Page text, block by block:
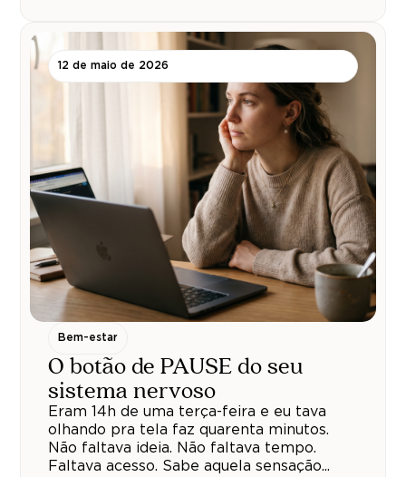
12 de maio de 2026
Bem-estar
O botão de PAUSE do seu
sistema nervoso
Eram 14h de uma terça-feira e eu tava
olhando pra tela faz quarenta minutos.
Não faltava ideia. Não faltava tempo.
Faltava acesso. Sabe aquela sensação...